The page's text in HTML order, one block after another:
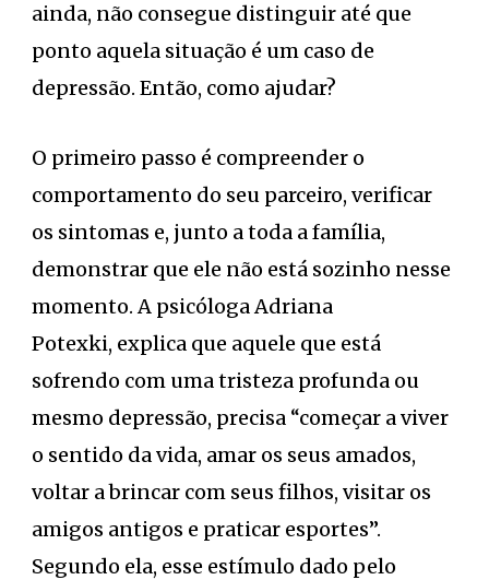
ainda, não consegue distinguir até que
ponto aquela situação é um caso de
depressão. Então, como ajudar?
O primeiro passo é compreender o
comportamento do seu parceiro, verificar
os sintomas e, junto a toda a família,
demonstrar que ele não está sozinho nesse
momento. A psicóloga Adriana
Potexki, explica que aquele que está
sofrendo com uma tristeza profunda ou
mesmo depressão, precisa “começar a viver
o sentido da vida, amar os seus amados,
voltar a brincar com seus filhos, visitar os
amigos antigos e praticar esportes”.
Segundo ela, esse estímulo dado pelo